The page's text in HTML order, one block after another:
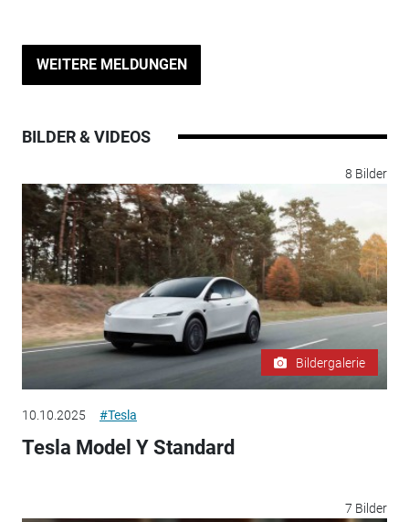
WEITERE MELDUNGEN
BILDER & VIDEOS
8 Bilder
Bildergalerie
10.10.2025 #Tesla
Tesla Model Y Standard
7 Bilder